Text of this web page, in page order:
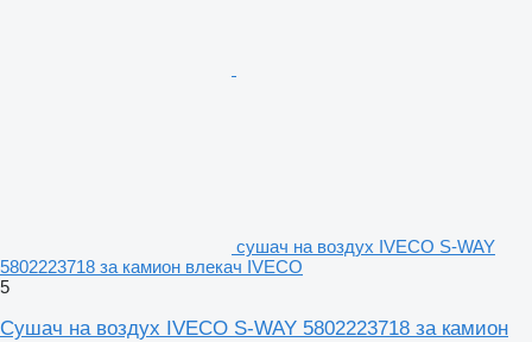
сушач на воздух IVECO S-WAY
5802223718 за камион влекач IVECO
5
Сушач на воздух IVECO S-WAY 5802223718 за камион